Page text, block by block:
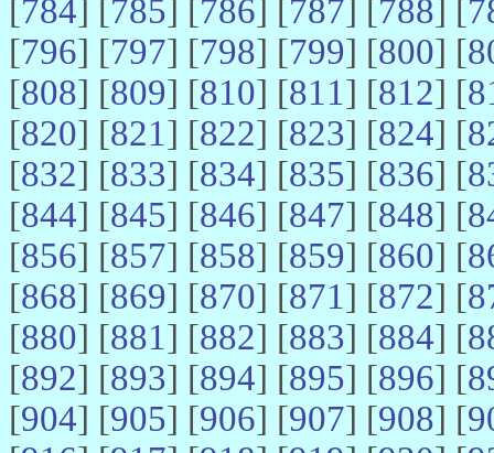
[784] [785] [786] [787] [788] [
[796] [797] [798] [799] [800] [
[808] [809] [810] [811] [812] [
[820] [821] [822] [823] [824] [
[832] [833] [834] [835] [836] [
[844] [845] [846] [847] [848] [
[856] [857] [858] [859] [860] [
[868] [869] [870] [871] [872] [
[880] [881] [882] [883] [884] [
[892] [893] [894] [895] [896] [
[904] [905] [906] [907] [908] [